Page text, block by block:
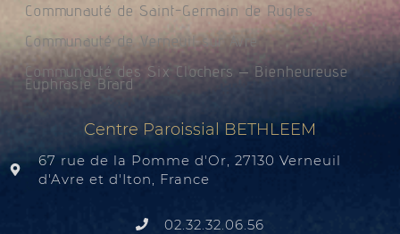
Communauté de Saint-Germain de Rugles
Communauté de Verneuil sur Avre
Communauté des Six Clochers – Bienheureuse
Euphrasie Brard
Centre Paroissial BETHLEEM
67 rue de la Pomme d'Or, 27130 Verneuil
d'Avre et d'Iton, France
02.32.32.06.56